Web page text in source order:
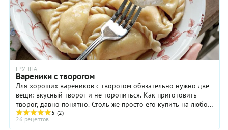
ГРУППА
Вареники с творогом
Для хороших вареников с творогом обязательно нужно две
вещи: вкусный творог и не торопиться. Как приготовить
творог, давно понятно. Столь же просто его купить на любом
рынке — пробуешь, чтобы был не ...
5 (2)
26 рецептов